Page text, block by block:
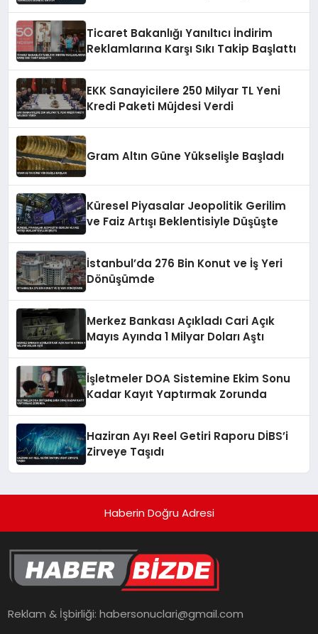
Ticaret Bakanlığı Yanıltıcı İndirim
Reklamlarına Karşı Sıkı Takip Başlattı
EKK Sanayicilere 250 Milyar TL Yeni
Kredi Paketi Müjdesi Verdi
Gram Altın Güne Yükselişle Başladı
Küresel Piyasalar Jeopolitik Gerilim
ve Faiz Artışı Beklentisiyle Düşüşte
İstanbul’da 276 Bin Konut ve İş Yeri
Dönüşümde
Merkez Bankası Açıkladı Cari Açık
Mayıs Ayında 1 Milyar Doları Aştı
İşletmeler DOA Sistemine Ekim Sonu
Kadar Kayıt Yaptırmak Zorunda
Haziran Ayı Reel Getiri Raporu DİBS’i
Zirveye Taşıdı
Haberin Doğru Adresi
Reklam & İşbirliği:habersonuclari@gmail.com